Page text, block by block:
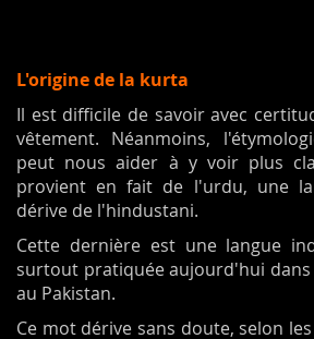
L'origine de la kurta
Il est difficile de savoir avec
vêtement. Néanmoins,
peut nous aider à y voir plus
provient en fait de l'urdu, une
dérive de l'hindustani.
Cette dernière est une langue
surtout pratiquée aujourd'hui
au Pakistan.
Ce mot dérive sans doute, selon